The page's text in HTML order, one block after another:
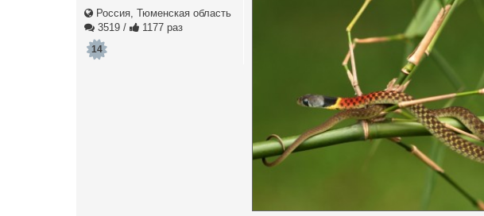
Россия, Тюменская область
3519 / 1177 раз
14